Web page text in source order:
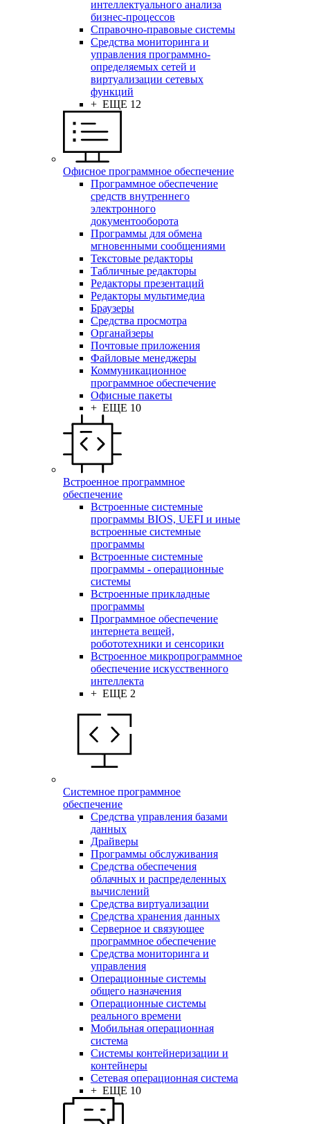
интеллектуального анализа
бизнес-процессов
Справочно-правовые системы
Средства мониторинга и
управления программно-
определяемых сетей и
виртуализации сетевых
функций
+ ЕЩЕ 12
Офисное программное обеспечение
Программное обеспечение
средств внутреннего
электронного
документооборота
Программы для обмена
мгновенными сообщениями
Текстовые редакторы
Табличные редакторы
Редакторы презентаций
Редакторы мультимедиа
Браузеры
Средства просмотра
Органайзеры
Почтовые приложения
Файловые менеджеры
Коммуникационное
программное обеспечение
Офисные пакеты
+ ЕЩЕ 10
Встроенное программное
обеспечение
Встроенные системные
программы BIOS, UEFI и иные
встроенные системные
программы
Встроенные системные
программы - операционные
системы
Встроенные прикладные
программы
Программное обеспечение
интернета вещей,
робототехники и сенсорики
Встроенное микропрограммное
обеспечение искусственного
интеллекта
+ ЕЩЕ 2
Системное программное
обеспечение
Средства управления базами
данных
Драйверы
Программы обслуживания
Средства обеспечения
облачных и распределенных
вычислений
Средства виртуализации
Средства хранения данных
Серверное и связующее
программное обеспечение
Средства мониторинга и
управления
Операционные системы
общего назначения
Операционные системы
реального времени
Мобильная операционная
система
Системы контейнеризации и
контейнеры
Сетевая операционная система
+ ЕЩЕ 10